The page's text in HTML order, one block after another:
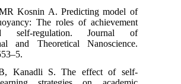
MR Kosnin A. Predicting model of
The roles of achievement
self-regulation. Journal of
and Theoretical Nanoscience.
B, Kanadli S. The effect of self-